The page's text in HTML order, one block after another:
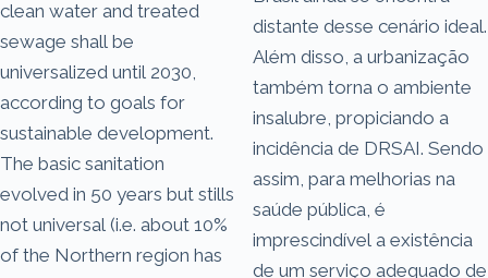
clean water and treated
sewage shall be
universalized until 2030,
according to goals for
sustainable development.
The basic sanitation
evolved in 50 years but stills
not universal (i.e. about 10%
of the Northern region has
distante desse cenário ideal.
Além disso, a urbanização
também torna o ambiente
insalubre, propiciando a
incidência de DRSAI. Sendo
assim, para melhorias na
saúde pública, é
imprescindível a existência
de um serviço adequado de